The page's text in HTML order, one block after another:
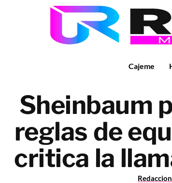
Cajeme
Sheinbaum
reglas de
critica la